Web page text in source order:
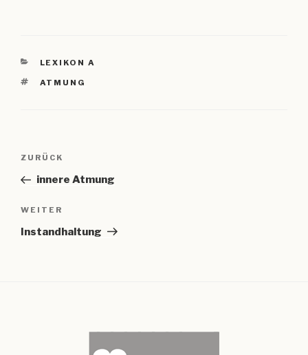
KATEGORIEN
LEXIKON A
SCHLAGWÖRTER
ATMUNG
Beitragsnavigation
Vorheriger
Beitrag
ZURÜCK
innere Atmung
Nächster
Beitrag
WEITER
Instandhaltung